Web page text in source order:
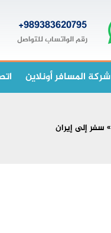
989383620795+
رقم الواتساب للتواصل
شركة المسافر أونلاين
» سفر إلى إيران